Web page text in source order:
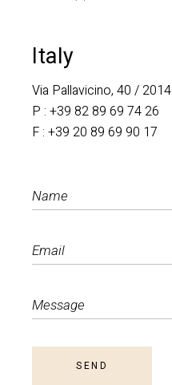
Italy
Via Pallavicino, 40 /
P :+39 82 89 69 74 26
F :+39 20 89 69 90 17